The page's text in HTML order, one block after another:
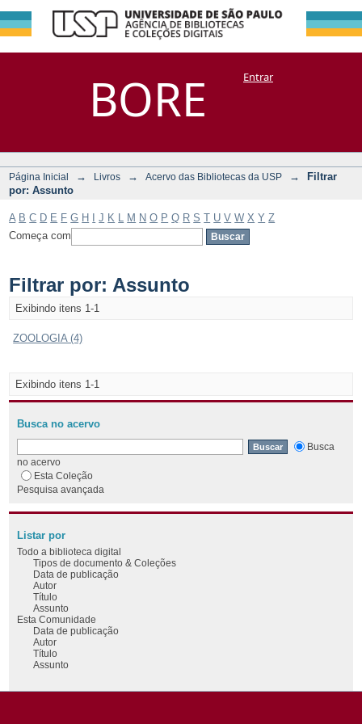
BORE
Filtrar por:
Assunto
DSpace/Manakin + CoriscoEntrar
Página Inicial → Livros → Acervo das Bibliotecas da USP →
Filtrar
por: Assunto
A B C D E F G H J K M N O P Q R S T U V W X Y Z
Começa com
Filtrar por: Assunto
Exibindo itens 1-1
ZOOLOGIA (4)
Exibindo itens 1-1
Busca no acervo
Busca
no acervo
Esta Coleção
Pesquisa avançada
Listar por
Todo a biblioteca digital
Tipos de documento & Coleções
Data de publicação
Autor
Título
Assunto
Esta Comunidade
Data de publicação
Autor
Título
Assunto